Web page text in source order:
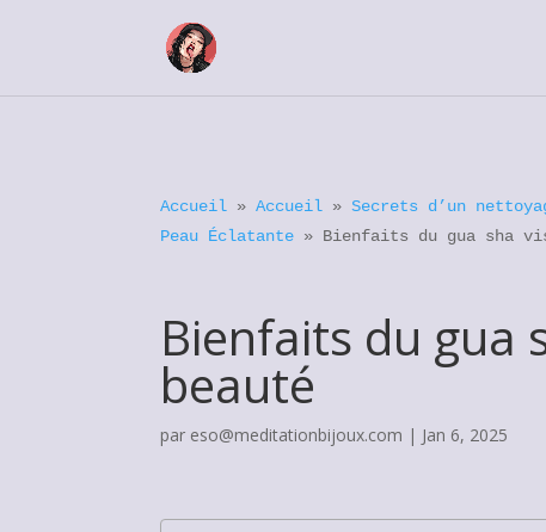
Accueil »Accueil »Secrets d’un
Peau Éclatante » Bienfaits du gua sha
Bienfaits du gua
beauté
par eso@meditationbijoux.com | Jan 6, 2025